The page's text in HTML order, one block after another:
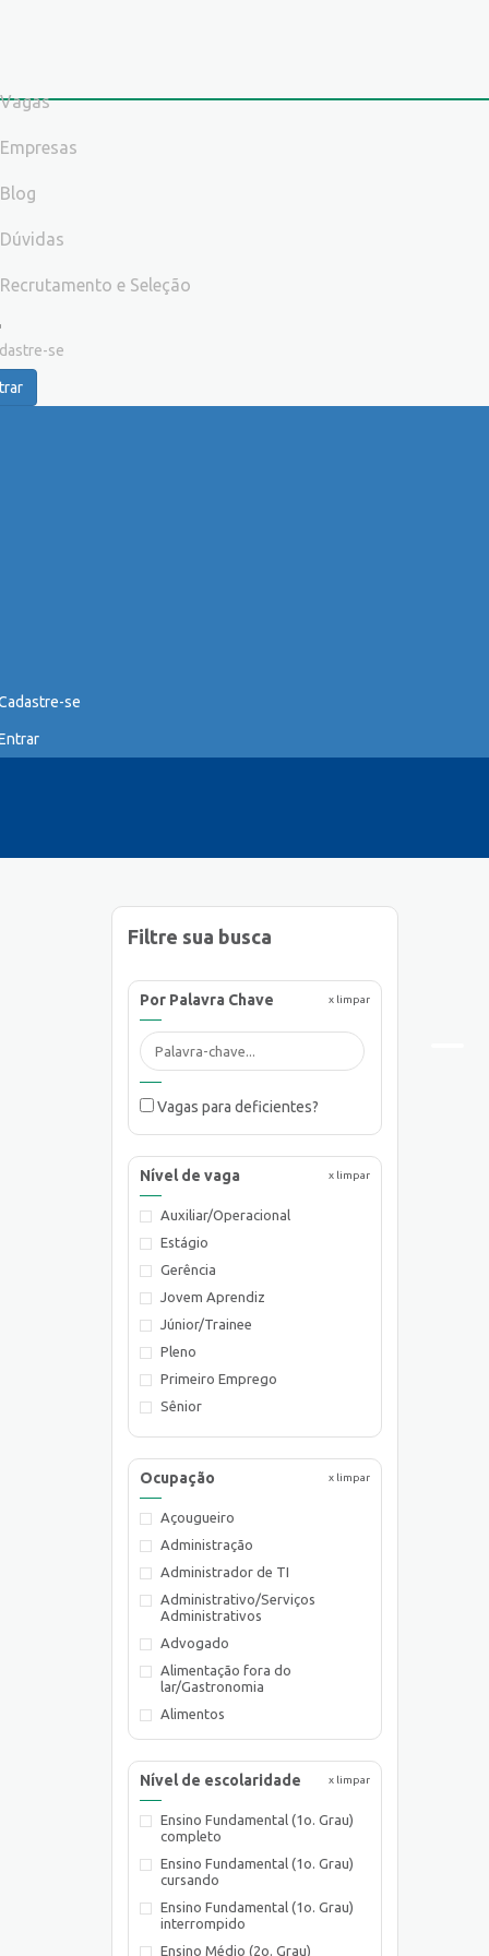
Vagas
Empresas
Blog
Dúvidas
Recrutamento e Seleção
se
se
Filtre sua busca
x limpar
Por Palavra Chave
Vagas para deficientes?
x limpar
Nível de vaga
Auxiliar/Operacional
Estágio
Gerência
Jovem Aprendiz
Júnior/Trainee
Pleno
Primeiro Emprego
Sênior
Técnico
x limpar
Ocupação
Açougueiro
Administração
Administrador de TI
Administrativo/Serviços
Administrativos
Advogado
Alimentação fora do
lar/Gastronomia
Alimentos
Almoxarife
Assistente de Planejamento
Assistente Social
Atendente Comercial
Auxiliar de Cozinha
x limpar
Nível de escolaridade
Ensino Fundamental (1o. Grau)
completo
Ensino Fundamental (1o. Grau)
cursando
Ensino Fundamental (1o. Grau)
interrompido
Ensino Médio (2o. Grau)